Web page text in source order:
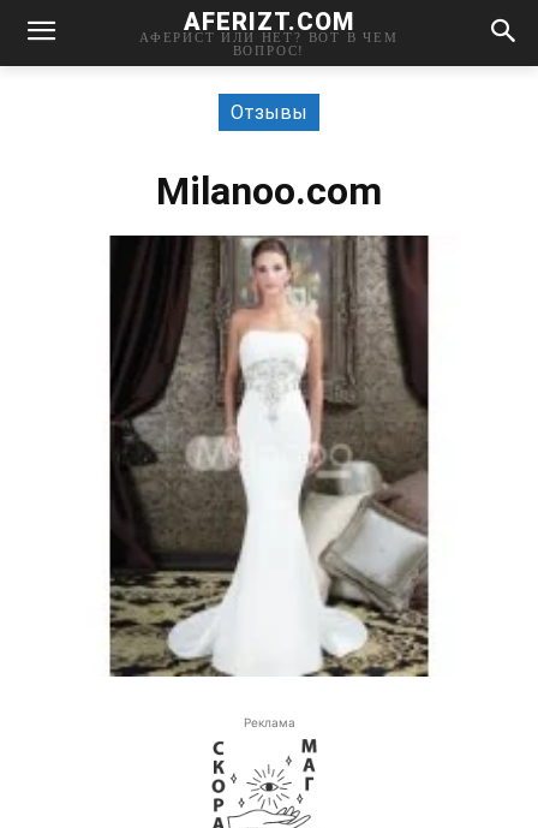
AFERIZT.COM
АФЕРИСТ ИЛИ НЕТ? ВОТ В ЧЕМ
ВОПРОС!
Отзывы
Milanoo.com
Реклама